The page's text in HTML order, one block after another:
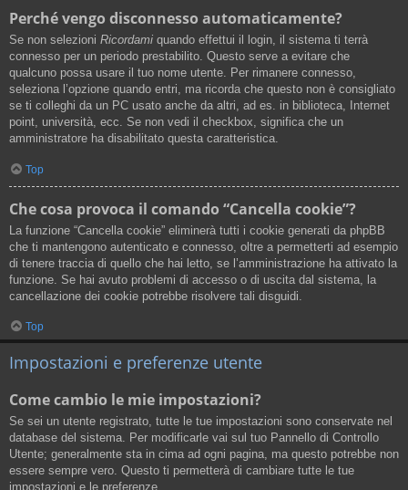
Perché vengo disconnesso automaticamente?
Se non selezioni Ricordami quando effettui il login, il sistema ti terrà
connesso per un periodo prestabilito. Questo serve a evitare che
qualcuno possa usare il tuo nome utente. Per rimanere connesso,
seleziona l’opzione quando entri, ma ricorda che questo non è consigliato
se ti colleghi da un PC usato anche da altri, ad es. in biblioteca, Internet
point, università, ecc. Se non vedi il checkbox, significa che un
amministratore ha disabilitato questa caratteristica.
Top
Che cosa provoca il comando “Cancella cookie”?
La funzione “Cancella cookie” eliminerà tutti i cookie generati da phpBB
che ti mantengono autenticato e connesso, oltre a permetterti ad esempio
di tenere traccia di quello che hai letto, se l’amministrazione ha attivato la
funzione. Se hai avuto problemi di accesso o di uscita dal sistema, la
cancellazione dei cookie potrebbe risolvere tali disguidi.
Top
Impostazioni e preferenze utente
Come cambio le mie impostazioni?
Se sei un utente registrato, tutte le tue impostazioni sono conservate nel
database del sistema. Per modificarle vai sul tuo Pannello di Controllo
Utente; generalmente sta in cima ad ogni pagina, ma questo potrebbe non
essere sempre vero. Questo ti permetterà di cambiare tutte le tue
impostazioni e le preferenze.